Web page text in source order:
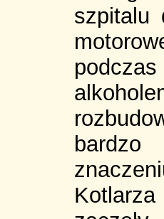
szpitalu
bardzo